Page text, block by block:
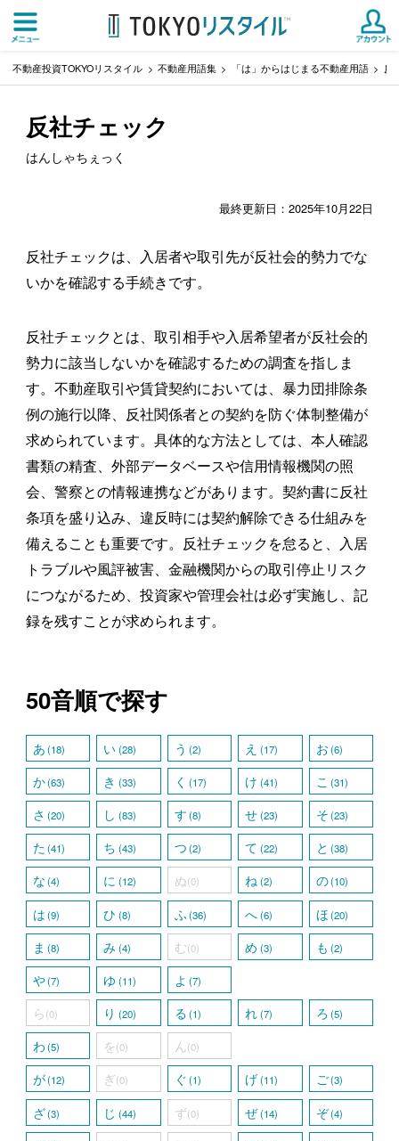
不動産投資TOKYOリスタイル 不動産用語集 「は」からはじまる不動産用語 反
反社チェック
はんしゃちぇっく
最終更新日：2025年10月22日
反社チェックは、入居者や取引先が反社会的勢力でな
いかを確認する手続きです。
反社チェックとは、取引相手や入居希望者が反社会的
勢力に該当しないかを確認するための調査を指しま
す。不動産取引や賃貸契約においては、暴力団排除条
例の施行以降、反社関係者との契約を防ぐ体制整備が
求められています。具体的な方法としては、本人確認
書類の精査、外部データベースや信用情報機関の照
会、警察との情報連携などがあります。契約書に反社
条項を盛り込み、違反時には契約解除できる仕組みを
備えることも重要です。反社チェックを怠ると、入居
トラブルや風評被害、金融機関からの取引停止リスク
につながるため、投資家や管理会社は必ず実施し、記
録を残すことが求められます。
50音順で探す
あ(18) い(28) う (2) え (17) お (6)
か(63) き (33) く (17) け (41) こ (31)
さ (20) し (83) す (8) せ(23) そ (23)
た(41) ち (43) つ (2) て (22) と (38)
な(4) に (12) ぬ(0) ね(2) の(10)
は(9) ひ (8) ふ (36) へ(6) ほ (20)
ま (8) み(4) む(0) め (3) も (2)
や(7) ゆ (11) よ (7)
ら(0) り (20) る (1) れ(7) ろ (5)
わ(5) を(0) ん(0)
が(12) ぎ(0) ぐ (1) げ(11) ご(3)
ざ(3) じ (44) ず(0) ぜ(14) ぞ(4)